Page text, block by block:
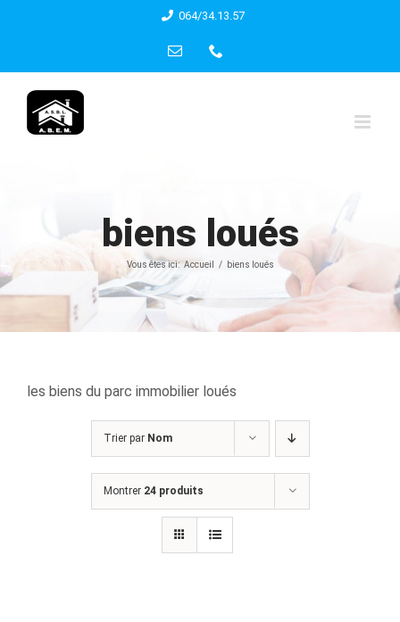
content
064/34.13.57
Email
biens loués
Vous êtes ici: Accueil biens loués
les biens du parc immobilier loués
Trier par Nom
Montrer 24 produits